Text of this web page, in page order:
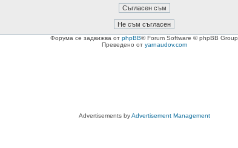
Форума се задвижва от phpBB® Forum Software © phpBB Group
Преведено от yarnaudov.com
Advertisements byAdvertisement Management